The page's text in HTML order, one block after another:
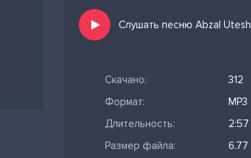
Слушать песню Abzal
Скачано:
312
Формат:
MP3
Длительность:
2:57
Размер файла: